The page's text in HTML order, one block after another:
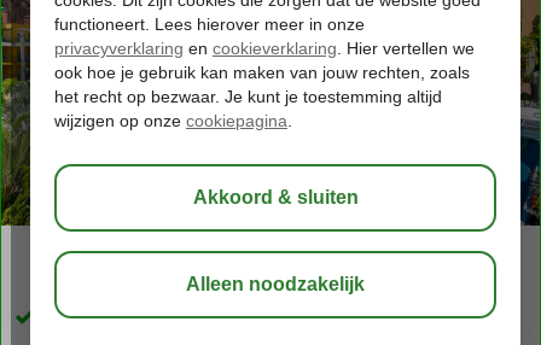
Accommodatie met een GSTC erkend duurzaamheidscertificaat